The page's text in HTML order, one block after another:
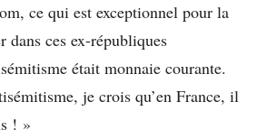
ce qui est exceptionnel pour la
ces ex-républiques
était monnaie courante.
je crois qu’en France, il
! »